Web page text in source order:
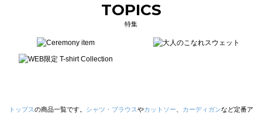
TOPICS
特集
トップスの商品一覧です。 シャツ・ブラウスやカットソー カーディガンなど定番ア